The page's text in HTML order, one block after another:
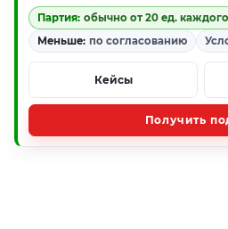
Партия: обычно от 20 ед.
Меньше: по согласованию
Кейсы
Получить